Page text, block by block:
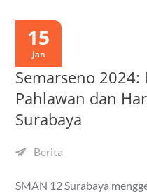
15
Jan
Semarseno
Pahlawan dan
Surabaya
Berita
SMAN 12 Surabaya